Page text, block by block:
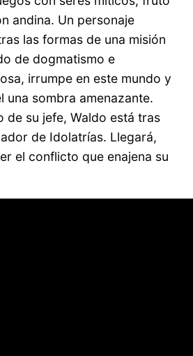
andina. Un personaje
las formas de una misión
de dogmatismo e
irrumpe en este mundo y
una sombra amenazante.
de su jefe, Waldo está tras
de Idolatrías. Llegará,
el conflicto que enajena su